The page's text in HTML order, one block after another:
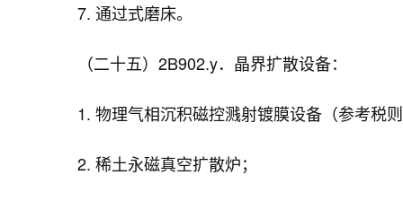
7. 通过式磨床。
（二十五）2B902.y．晶界扩散设备：
1. 物理气相沉积磁控溅射镀膜设备（参考税
2. 稀土永磁真空扩散炉；